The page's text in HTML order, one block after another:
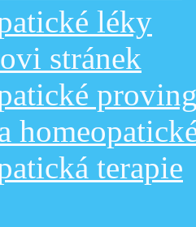
léky
stránek
terapie